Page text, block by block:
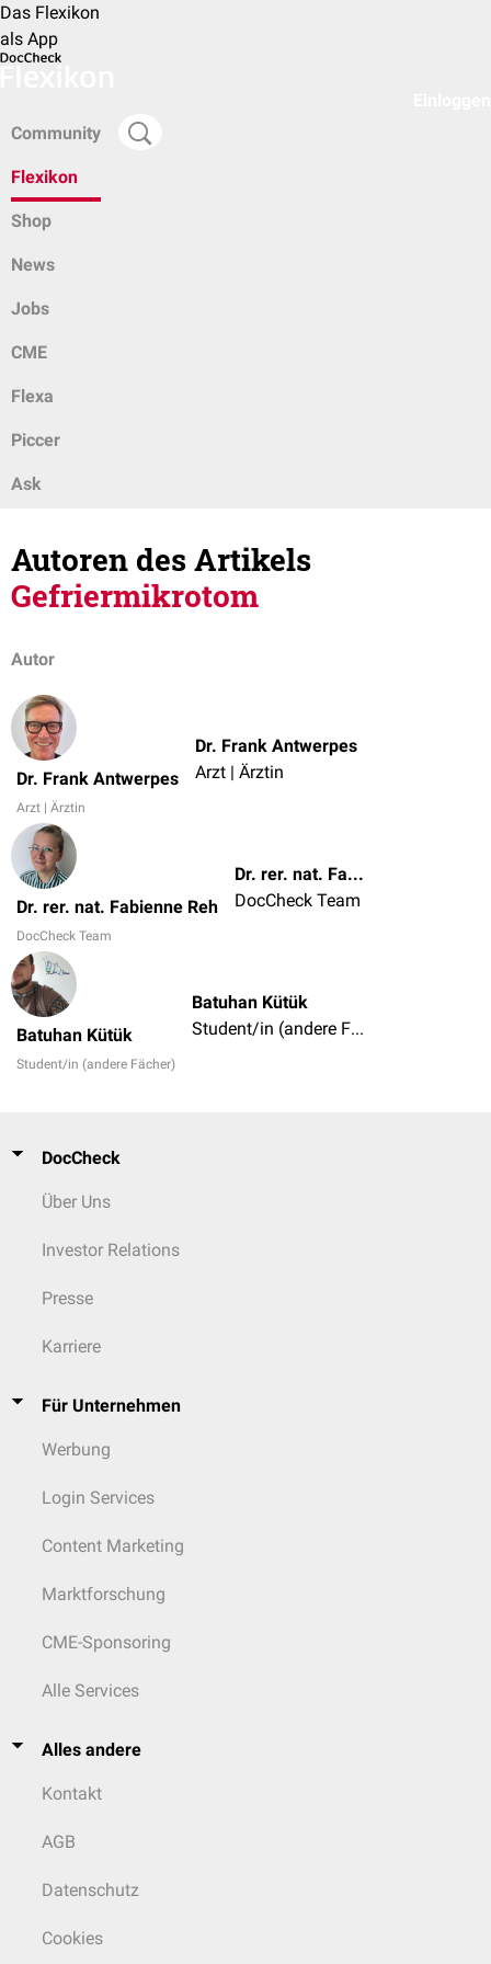
Das Flexikon
als App
Community
Flexikon
Shop
News
Jobs
CME
Flexa
Piccer
Ask
Autoren des Artikels
Gefriermikrotom
Autor
Dr. Frank Antwerpes
Arzt | Ärztin
Dr. Frank Antwerpes
Arzt | Ärztin
Dr. rer. nat. Fabienne Reh
DocCheck Team
Dr. rer. nat. Fabienne Reh
DocCheck Team
Batuhan Kütük
Student/in (andere Fächer)
Batuhan Kütük
Student/in (andere Fächer)
DocCheck
Über Uns
Investor Relations
Presse
Karriere
Für Unternehmen
Werbung
Login Services
Content Marketing
Marktforschung
CME-Sponsoring
Alle Services
Alles andere
Kontakt
AGB
Datenschutz
Cookies